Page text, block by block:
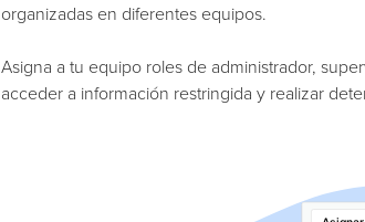
organizadas en diferentes equipos.
Asigna a tu equipo roles de administrador,
acceder a información restringida y realizar